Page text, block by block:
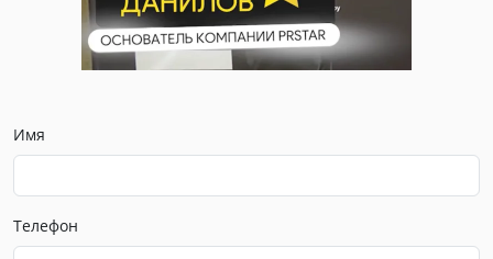
Имя
Телефон